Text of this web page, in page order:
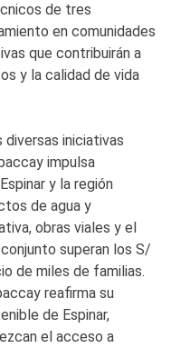
de tres
en comunidades
que contribuirán a
y la calidad de vida
iniciativas
impulsa
y la región
de agua y
obras viales y el
superan los S/
de miles de familias.
reafirma su
de Espinar,
el acceso a